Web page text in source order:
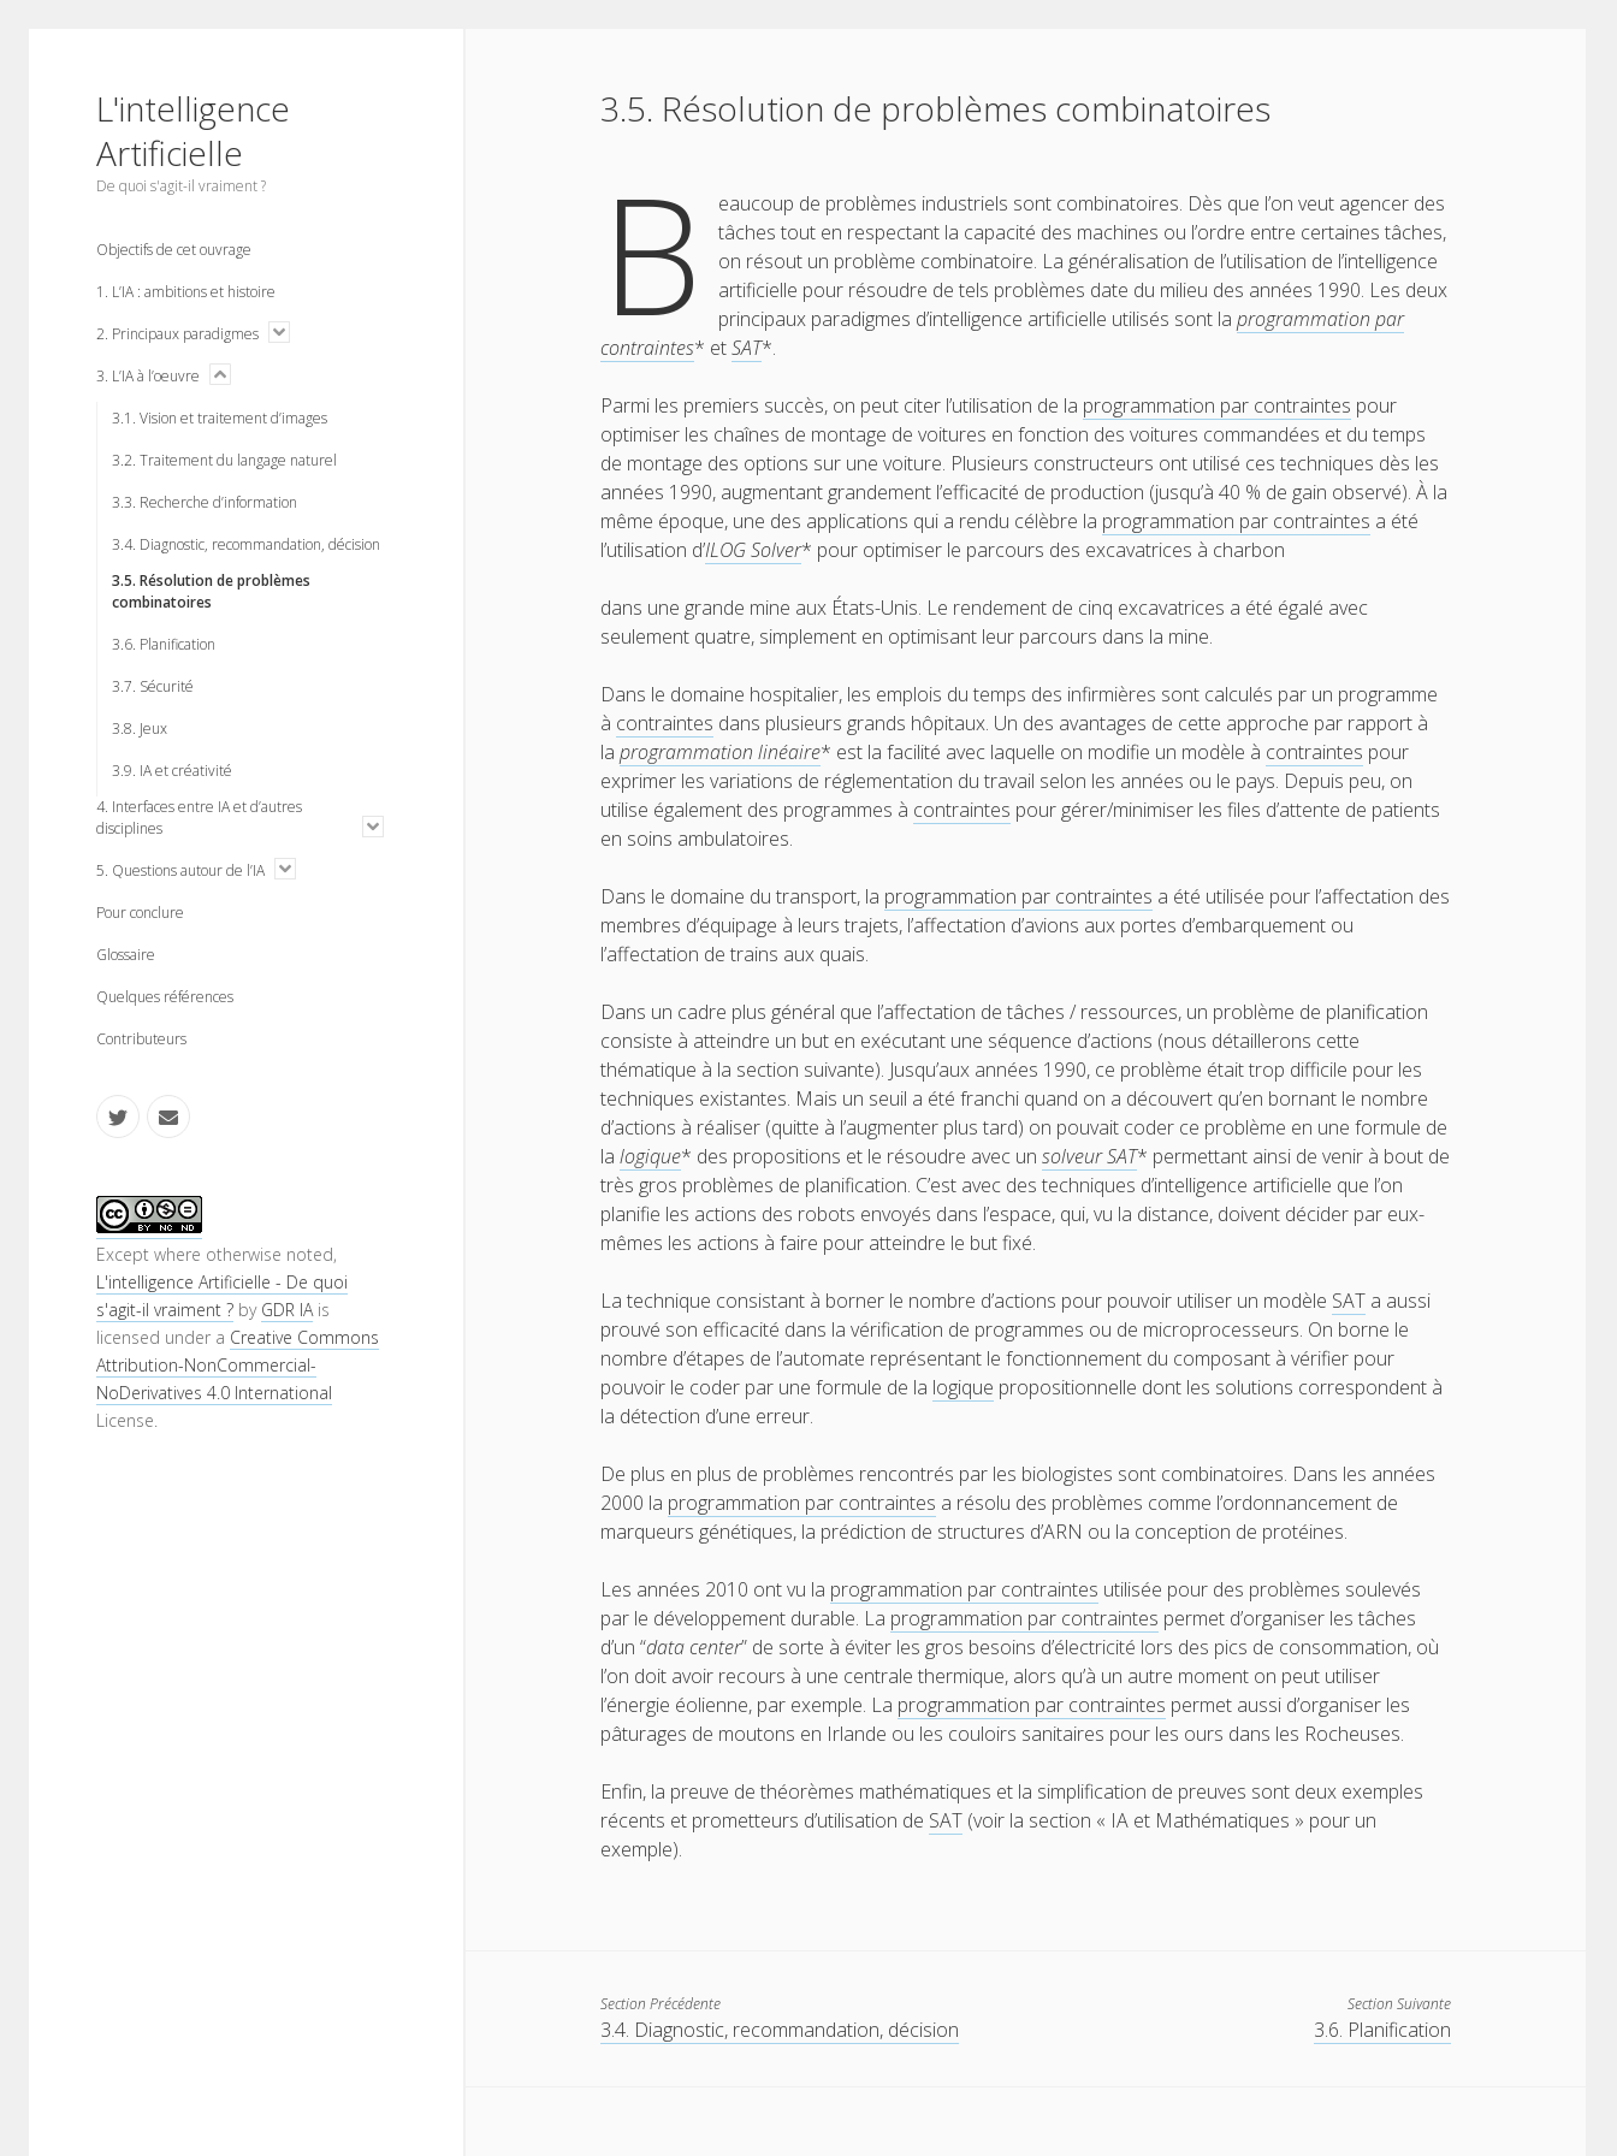
L'intelligence
Artificielle
De quoi s'agit-il vraiment ?
Objectifs de cet ouvrage
1. L’IA : ambitions et histoire
2. Principaux paradigmes
o
m
e
u
3. L’IA à l’oeuvre o
e
m
n
3.1. Vision et traitement d’images
3.2. Traitement du langage naturel
3.3. Recherche d’information
3.4. Diagnostic, recommandation, décision
3.5. Résolution de problèmes
combinatoires
3.6. Planification
3.7. Sécurité
3.8. Jeux
3.9. IA et créativité
4. Interfaces entre IA et d’autres
disciplines
o
5. Questions autour de l’IA
o
Pour conclure
Glossaire
Quelques références
Contributeurs
i
t
t
e
r
a
i
l
S
i
d
e
b
a
Except where otherwise noted,
L'intelligence Artificielle - De quoi
s'agit-il vraiment ? by GDR IAis
licensed under a Creative Commons
Attribution-NonCommercial-
NoDerivatives 4.0 International
License.
3.5. Résolution de problèmes combinatoires
B
eaucoup de problèmes industriels sont combinatoires. Dès que l’on veut agencer des
tâches tout en respectant la capacité des machines ou l’ordre entre certaines tâches,
on résout un problème combinatoire. La généralisation de l’utilisation de l’intelligence
artificielle pour résoudre de tels problèmes date du milieu des années 1990. Les deux
principaux paradigmes d’intelligence artificielle utilisés sont la programmation par
contraintes* etSAT*.
Parmi les premiers succès, on peut citer l’utilisation de la programmation par contraintes pour
optimiser les chaînes de montage de voitures en fonction des voitures commandées et du temps
de montage des options sur une voiture. Plusieurs constructeurs ont utilisé ces techniques dès les
années 1990, augmentant grandement l’efficacité de production (jusqu’à 40 % de gain observé). À la
même époque, une des applications qui a rendu célèbre la programmation par contraintes a été
l’utilisation d’ILOG Solver* pour optimiser le parcours des excavatrices à charbon
dans une grande mine aux États-Unis. Le rendement de cinq excavatrices a été égalé avec
seulement quatre, simplement en optimisant leur parcours dans la mine.
Dans le domaine hospitalier, les emplois du temps des infirmières sont calculés par un programme
à contraintes dans plusieurs grands hôpitaux. Un des avantages de cette approche par rapport à
laprogrammation linéaire* est la facilité avec laquelle on modifie un modèle à contraintes pour
exprimer les variations de réglementation du travail selon les années ou le pays. Depuis peu, on
utilise également des programmes à contraintes pour gérer/minimiser les files d’attente de patients
en soins ambulatoires.
Dans le domaine du transport, la programmation par contraintes a été utilisée pour l’affectation des
membres d’équipage à leurs trajets, l’affectation d’avions aux portes d’embarquement ou
l’affectation de trains aux quais.
Dans un cadre plus général que l’affectation de tâches / ressources, un problème de planification
consiste à atteindre un but en exécutant une séquence d’actions (nous détaillerons cette
thématique à la section suivante). Jusqu’aux années 1990, ce problème était trop difficile pour les
techniques existantes. Mais un seuil a été franchi quand on a découvert qu’en bornant le nombre
d’actions à réaliser (quitte à l’augmenter plus tard) on pouvait coder ce problème en une formule de
lalogique* des propositions et le résoudre avec unsolveur SAT* permettant ainsi de venir à bout de
très gros problèmes de planification. C’est avec des techniques d’intelligence artificielle que l’on
planifie les actions des robots envoyés dans l’espace, qui, vu la distance, doivent décider par eux-
mêmes les actions à faire pour atteindre le but fixé.
La technique consistant à borner le nombre d’actions pour pouvoir utiliser un modèle SAT a aussi
prouvé son efficacité dans la vérification de programmes ou de microprocesseurs. On borne le
nombre d’étapes de l’automate représentant le fonctionnement du composant à vérifier pour
pouvoir le coder par une formule de la logique propositionnelle dont les solutions correspondent à
la détection d’une erreur.
De plus en plus de problèmes rencontrés par les biologistes sont combinatoires. Dans les années
2000 la programmation par contraintes a résolu des problèmes comme l’ordonnancement de
marqueurs génétiques, la prédiction de structures d’ARN ou la conception de protéines.
Les années 2010 ont vu la programmation par contraintes utilisée pour des problèmes soulevés
par le développement durable. La programmation par contraintes permet d’organiser les tâches
d’un “data center” de sorte à éviter les gros besoins d’électricité lors des pics de consommation, où
l’on doit avoir recours à une centrale thermique, alors qu’à un autre moment on peut utiliser
l’énergie éolienne, par exemple. La programmation par contraintes permet aussi d’organiser les
pâturages de moutons en Irlande ou les couloirs sanitaires pour les ours dans les Rocheuses.
Enfin, la preuve de théorèmes mathématiques et la simplification de preuves sont deux exemples
récents et prometteurs d’utilisation de SAT (voir la section « IA et Mathématiques » pour un
exemple).
Section Précédente
3.4. Diagnostic, recommandation, décision
Section Suivante
3.6. Planification